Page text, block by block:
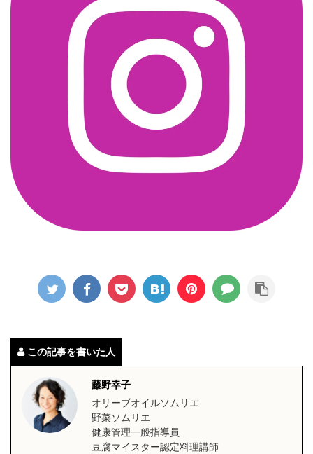
この記事を書いた人
藤野幸子
オリーブオイルソムリエ
野菜ソムリエ
健康管理一般指導員
豆腐マイスター認定料理講師